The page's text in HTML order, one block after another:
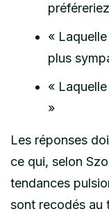
«
plus
«
»
Les réponses
ce qui, selon
tendances
sont recodés au